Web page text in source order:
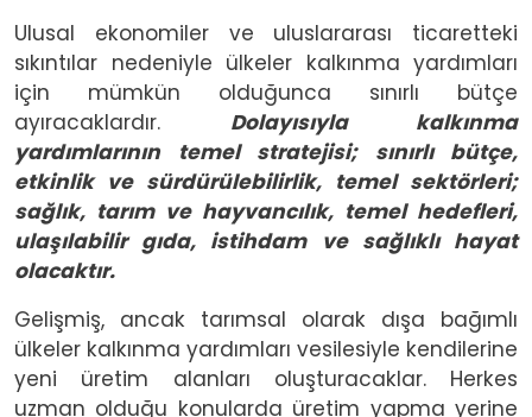
Ulusal ekonomiler ve uluslararası ticaretteki
sıkıntılar nedeniyle ülkeler kalkınma yardımları
için mümkün olduğunca sınırlı bütçe
ayıracaklardır. Dolayısıyla kalkınma
yardımlarının temel stratejisi; sınırlı bütçe,
etkinlik ve sürdürülebilirlik, temel sektörleri;
sağlık, tarım ve hayvancılık, temel hedefleri,
ulaşılabilir gıda, istihdam ve sağlıklı hayat
olacaktır.
Gelişmiş, ancak tarımsal olarak dışa bağımlı
ülkeler kalkınma yardımları vesilesiyle kendilerine
yeni üretim alanları oluşturacaklar. Herkes
uzman olduğu konularda üretim yapma yerine